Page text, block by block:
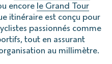
encore le Grand Tour
itinéraire est conçu pour
passionnés comme
tout en assurant
au millimètre.